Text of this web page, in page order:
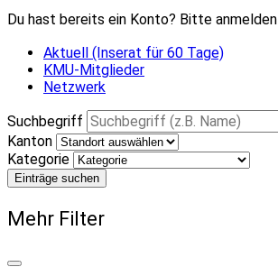
Du hast bereits ein Konto? Bitte anmelden
Aktuell (Inserat für 60 Tage)
KMU-Mitglieder
Netzwerk
Suchbegriff
Kanton
Kategorie
Einträge suchen
Mehr Filter